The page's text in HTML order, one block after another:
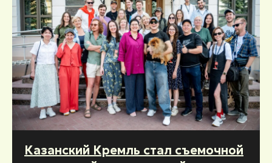
Казанский Кремль стал съемочной